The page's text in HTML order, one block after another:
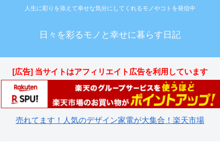
人生に彩りを添えて幸せな気分にしてくれるモノやコトを発信中
日々を彩るモノと幸せに暮らす日記
[広告] 当サイトはアフィリエイト広告を利用しています
売れてます！人気のデザイン家電が大集合！楽天市場